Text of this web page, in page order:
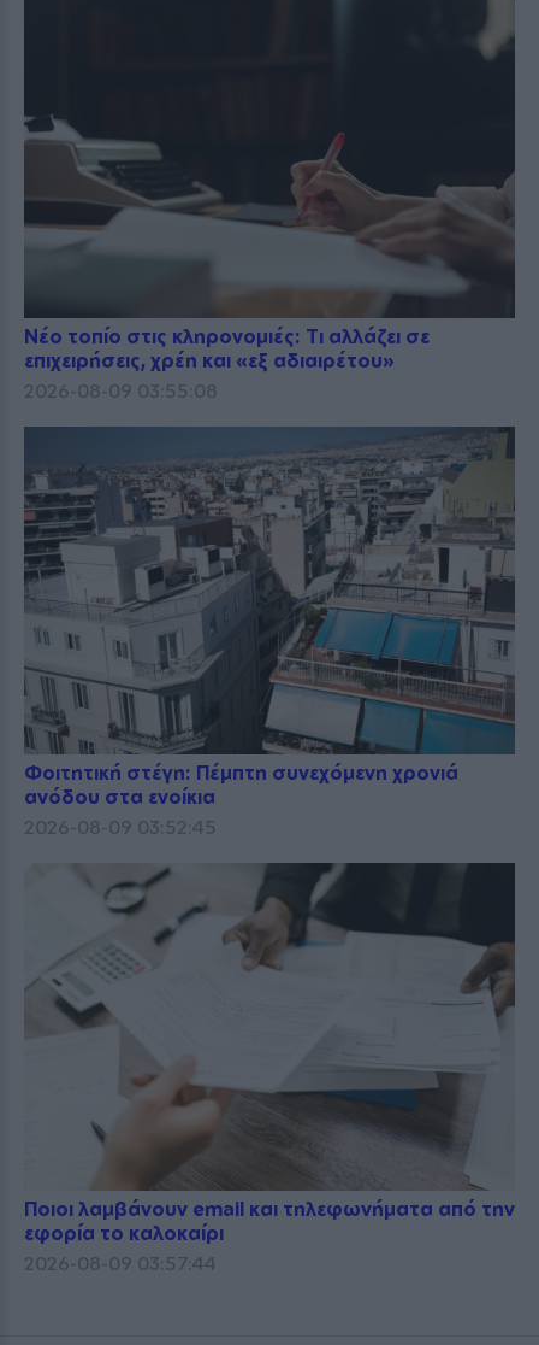
Νέο τοπίο στις κληρονομιές: Τι αλλάζει σε
επιχειρήσεις, χρέη και «εξ αδιαιρέτου»
2026-08-09 03:55:08
Φοιτητική στέγη: Πέμπτη συνεχόμενη χρονιά
ανόδου στα ενοίκια
2026-08-09 03:52:45
Ποιοι λαμβάνουν email και τηλεφωνήματα από την
εφορία το καλοκαίρι
2026-08-09 03:57:44